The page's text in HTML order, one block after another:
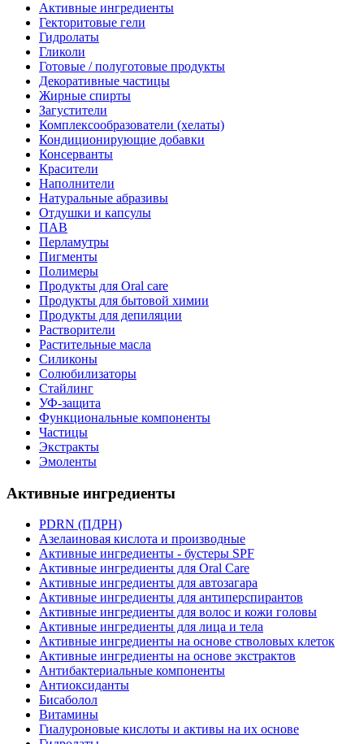
Активные ингредиенты
Гекторитовые гели
Гидролаты
Гликоли
Готовые / полуготовые продукты
Декоративные частицы
Жирные спирты
Загустители
Комплексообразователи (хелаты)
Кондиционирующие добавки
Консерванты
Красители
Наполнители
Натуральные абразивы
Отдушки и капсулы
ПАВ
Перламутры
Пигменты
Полимеры
Продукты для Oral care
Продукты для бытовой химии
Продукты для депиляции
Растворители
Растительные масла
Силиконы
Солюбилизаторы
Стайлинг
УФ-защита
Функциональные компоненты
Частицы
Экстракты
Эмоленты
Активные ингредиенты
PDRN (ПДРН)
Азелаиновая кислота и производные
Активные ингредиенты - бустеры SPF
Активные ингредиенты для Oral Care
Активные ингредиенты для автозагара
Активные ингредиенты для антиперспирантов
Активные ингредиенты для волос и кожи головы
Активные ингредиенты для лица и тела
Активные ингредиенты на основе стволовых клеток
Активные ингредиенты на основе экстрактов
Антибактериальные компоненты
Антиоксиданты
Бисаболол
Витамины
Гиалуроновые кислоты и активы на их основе